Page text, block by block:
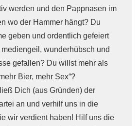
werden und den Pappnasen im
wo der Hammer hängt? Du
geben und ordentlich gefeiert
wunderhübsch und
gefallen? Du willst mehr als
Bier, mehr Sex“?
Dich (aus Gründen) der
an und verhilf uns in die
wir verdient haben! Hilf uns die